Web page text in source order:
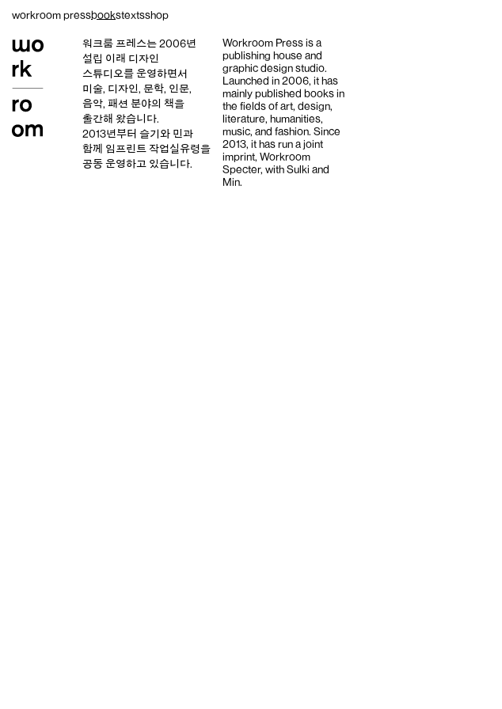
workroom pressbookstextsshop
워크룸 프레스는 2006년
설립 이래 디자인
스튜디오를 운영하면서
미술, 디자인, 문학, 인문,
음악, 패션 분야의 책을
출간해 왔습니다.
2013년부터 슬기와 민과
함께 임프린트 작업실유령을
공동 운영하고 있습니다.
Workroom Press is a
publishing house and
graphic design studio.
Launched in 2006, it has
mainly published books in
the fields of art, design,
literature, humanities,
music, and fashion. Since
2013, it has run a joint
imprint, Workroom
Specter, with Sulki and
Min.